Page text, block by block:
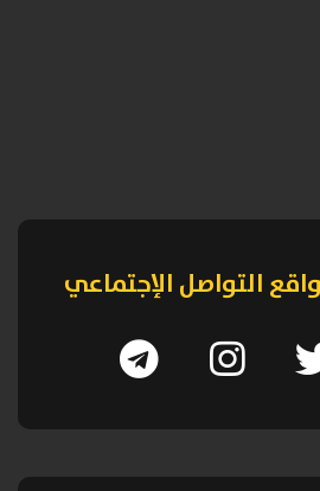
التواصل الإجتماعي